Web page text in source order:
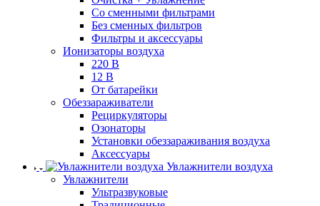
Cо сменными фильтрами
Без сменных фильтров
Фильтры и аксессуары
Ионизаторы воздуха
220 В
12 В
От батарейки
Обеззараживатели
Рециркуляторы
Озонаторы
Установки обеззараживания воздуха
Аксессуары
Увлажнители воздуха
Увлажнители
Ультразвуковые